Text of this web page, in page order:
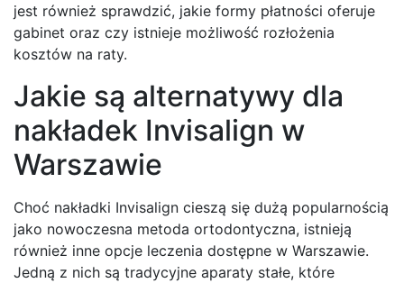
jest również sprawdzić, jakie formy płatności oferuje
gabinet oraz czy istnieje możliwość rozłożenia
kosztów na raty.
Jakie są alternatywy dla
nakładek Invisalign w
Warszawie
Choć nakładki Invisalign cieszą się dużą popularnością
jako nowoczesna metoda ortodontyczna, istnieją
również inne opcje leczenia dostępne w Warszawie.
Jedną z nich są tradycyjne aparaty stałe, które